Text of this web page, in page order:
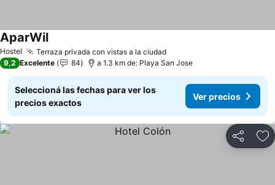
Hostel Terraza privada con vistas a la ciudad
AparWil
9,2 Excelente 84 a 1.3 km de: Playa San Jose
Seleccioná las fechas para ver los
precios exactos
Ver precios
Compartir